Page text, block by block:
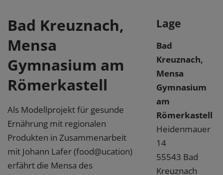
Bad Kreuznach,
Mensa
Gymnasium am
Römerkastell
Als Modellprojekt für gesunde
Ernährung mit regionalen
Produkten in Zusammenarbeit
mit Johann Lafer (food@ucation)
erfährt die Mensa des
Lage
Bad
Kreuznach,
Mensa
Gymnasium
am
Römerkastell
Heidenmauer
14
55543 Bad
Kreuznach